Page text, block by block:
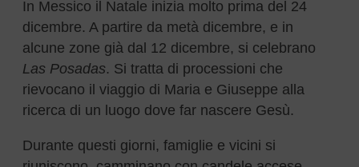
In Messico il Natale inizia molto prima del 24
dicembre. A partire da metà dicembre, e in
alcune zone già dal 12 dicembre, si celebrano
Las Posadas. Si tratta di processioni che
rievocano il viaggio di Maria e Giuseppe alla
ricerca di un luogo dove far nascere Gesù.
Durante questi giorni, famiglie e vicini si